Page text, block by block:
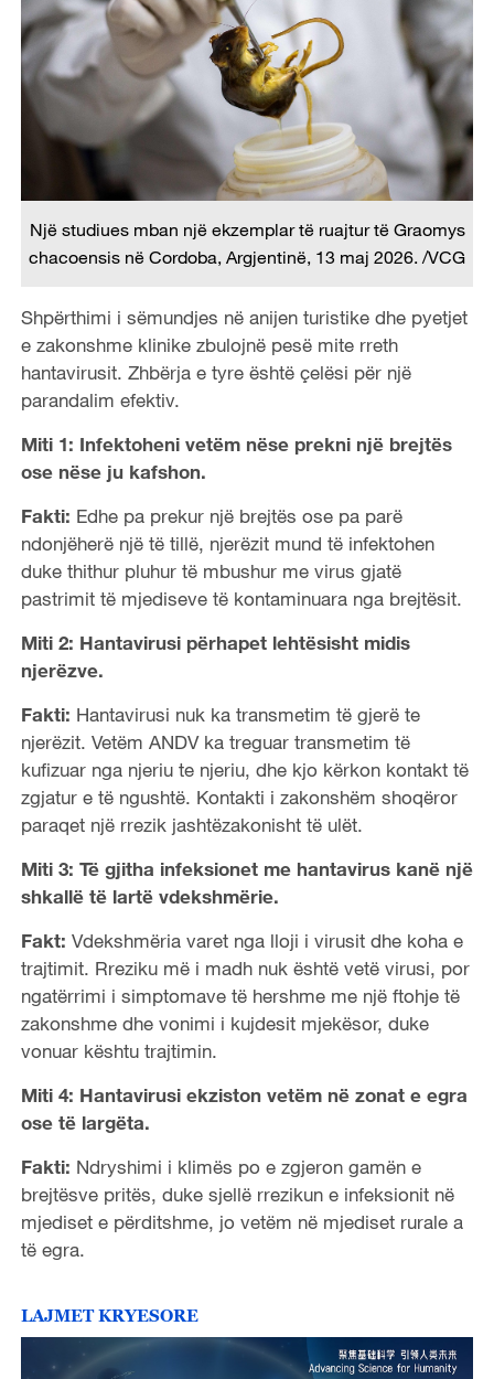
Një studiues mban një ekzemplar të ruajtur të Graomys
chacoensis në Cordoba, Argjentinë, 13 maj 2026. /VCG
Shpërthimi i sëmundjes në anijen turistike dhe pyetjet
e zakonshme klinike zbulojnë pesë mite rreth
hantavirusit. Zhbërja e tyre është çelësi për një
parandalim efektiv.
Miti 1: Infektoheni vetëm nëse prekni një brejtës
ose nëse ju kafshon.
Fakti: Edhe pa prekur një brejtës ose pa parë
ndonjëherë një të tillë, njerëzit mund të infektohen
duke thithur pluhur të mbushur me virus gjatë
pastrimit të mjediseve të kontaminuara nga brejtësit.
Miti 2: Hantavirusi përhapet lehtësisht midis
njerëzve.
Fakti: Hantavirusi nuk ka transmetim të gjerë te
njerëzit. Vetëm ANDV ka treguar transmetim të
kufizuar nga njeriu te njeriu, dhe kjo kërkon kontakt të
zgjatur e të ngushtë. Kontakti i zakonshëm shoqëror
paraqet një rrezik jashtëzakonisht të ulët.
Miti 3: Të gjitha infeksionet me hantavirus kanë një
shkallë të lartë vdekshmërie.
Fakt: Vdekshmëria varet nga lloji i virusit dhe koha e
trajtimit. Rreziku më i madh nuk është vetë virusi, por
ngatërrimi i simptomave të hershme me një ftohje të
zakonshme dhe vonimi i kujdesit mjekësor, duke
vonuar kështu trajtimin.
Miti 4: Hantavirusi ekziston vetëm në zonat e egra
ose të largëta.
Fakti: Ndryshimi i klimës po e zgjeron gamën e
brejtësve pritës, duke sjellë rrezikun e infeksionit në
mjediset e përditshme, jo vetëm në mjediset rurale a
të egra.
LAJMET KRYESORE